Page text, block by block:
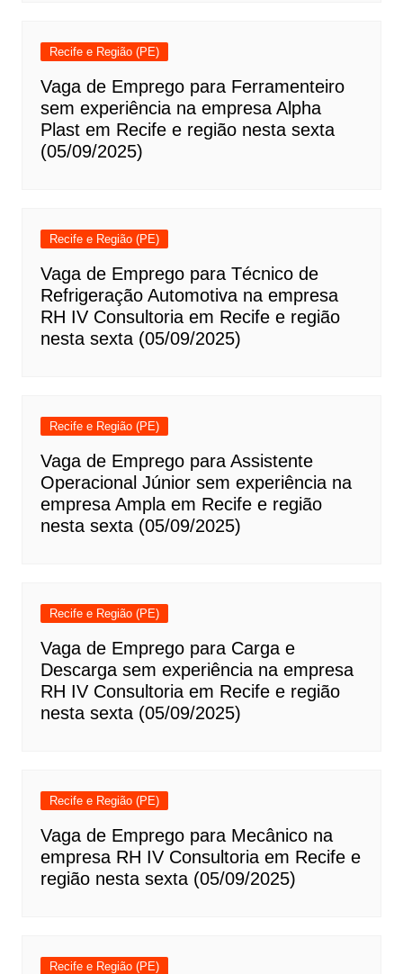
Recife e Região (PE)
Vaga de Emprego para Ferramenteiro
sem experiência na empresa Alpha
Plast em Recife e região nesta sexta
(05/09/2025)
Recife e Região (PE)
Vaga de Emprego para Técnico de
Refrigeração Automotiva na empresa
RH IV Consultoria em Recife e região
nesta sexta (05/09/2025)
Recife e Região (PE)
Vaga de Emprego para Assistente
Operacional Júnior sem experiência na
empresa Ampla em Recife e região
nesta sexta (05/09/2025)
Recife e Região (PE)
Vaga de Emprego para Carga e
Descarga sem experiência na empresa
RH IV Consultoria em Recife e região
nesta sexta (05/09/2025)
Recife e Região (PE)
Vaga de Emprego para Mecânico na
empresa RH IV Consultoria em Recife e
região nesta sexta (05/09/2025)
Recife e Região (PE)